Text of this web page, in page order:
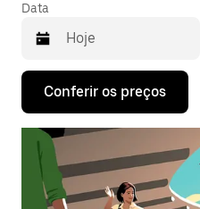
Data
Pressione
seta
para
baixo
para
interagir
com
Conferir os preços